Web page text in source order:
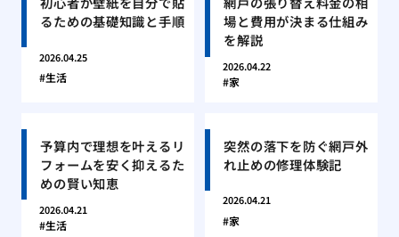
るための基礎知識と手順
2026.04.25
生活
場と費用が決まる仕組み
を解説
2026.04.22
家
予算内で理想を叶えるリ
フォームを安く抑えるた
めの賢い知恵
2026.04.21
生活
突然の落下を防ぐ網戸外
れ止めの修理体験記
2026.04.21
家